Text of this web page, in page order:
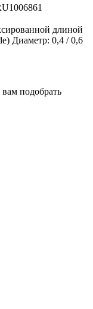
длиной
Диаметр: 0,4 / 0,6
подобрать